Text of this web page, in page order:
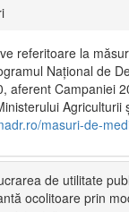
referitoare la
Național de
aferent Campaniei
Agriculturii
masuri-de-
de utilitate
ocolitoare prin